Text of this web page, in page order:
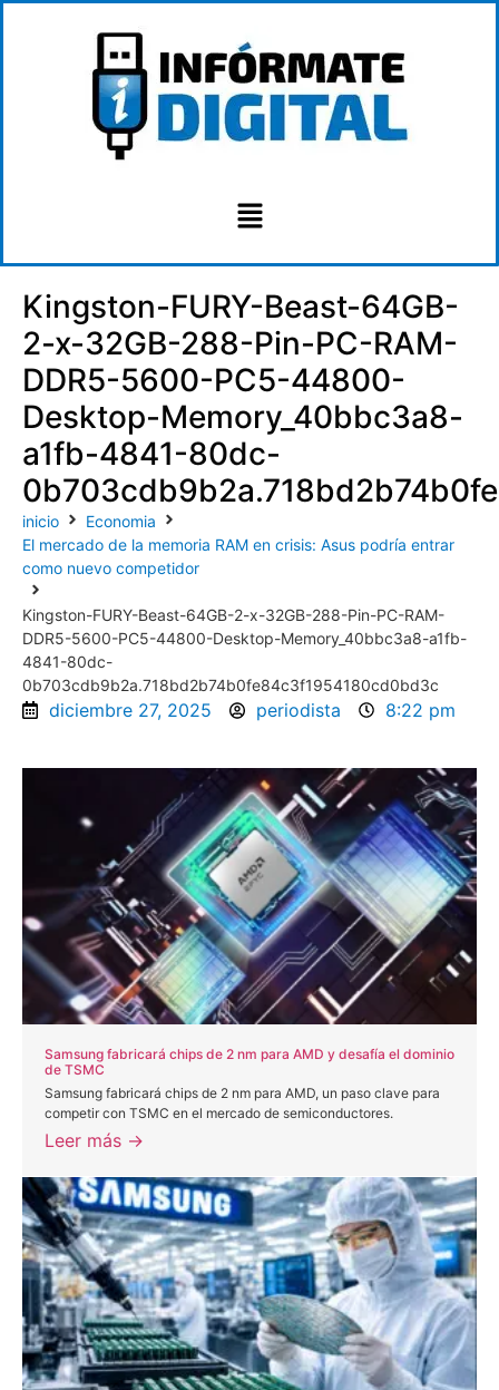
Kingston-FURY-Beast-64GB-
2-x-32GB-288-Pin-PC-RAM-
DDR5-5600-PC5-44800-
Desktop-Memory_40bbc3a8-
a1fb-4841-80dc-
inicio
Economia
El mercado de la memoria RAM en crisis: Asus podría entrar
como nuevo competidor
Kingston-FURY-Beast-64GB-2-x-32GB-288-Pin-PC-RAM-
DDR5-5600-PC5-44800-Desktop-Memory_40bbc3a8-a1fb-
4841-80dc-
0b703cdb9b2a.718bd2b74b0fe84c3f1954180cd0bd3c
diciembre 27, 2025 periodista 8:22 pm
Samsung fabricará chips de 2 nm para AMD y desafía el dominio
de TSMC
Samsung fabricará chips de 2 nm para AMD, un paso clave para
competir con TSMC en el mercado de semiconductores.
Leer más →